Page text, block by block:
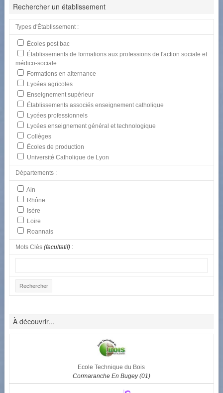
Rechercher un établissement
Types d'Établissement :
Écoles post bac
Établissements de formations aux professions de l'action sociale et
médico-sociale
Formations en alternance
Lycées agricoles
Enseignement supérieur
Établissements associés enseignement catholique
Lycées professionnels
Lycées enseignement général et technologique
Collèges
Écoles de production
Université Catholique de Lyon
Départements :
Ain
Rhône
Isère
Loire
Roannais
Mots Clès (facultatif):
À découvrir...
Ecole Technique du Bois
Cormaranche En Bugey (01)